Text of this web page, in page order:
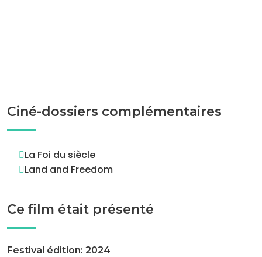
Ciné-dossiers complémentaires
La Foi du siècle
Land and Freedom
Ce film était présenté
Festival édition: 2024